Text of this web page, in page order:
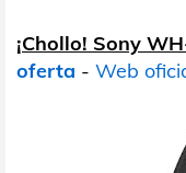
¡Chollo! Sony
oferta - Web